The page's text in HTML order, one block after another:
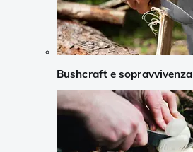
Bushcraft e sopravvivenza